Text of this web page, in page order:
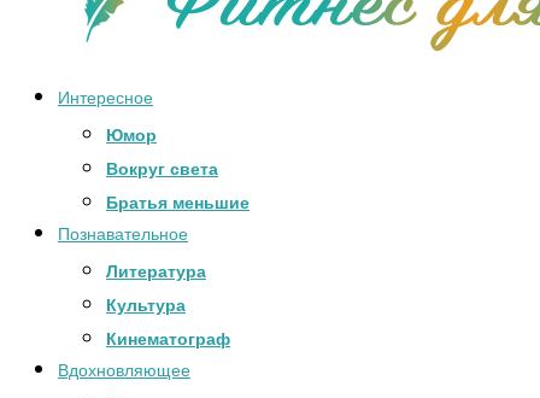
Интересное
Юмор
Вокруг света
Братья меньшие
Познавательное
Литература
Культура
Кинематограф
Вдохновляющее